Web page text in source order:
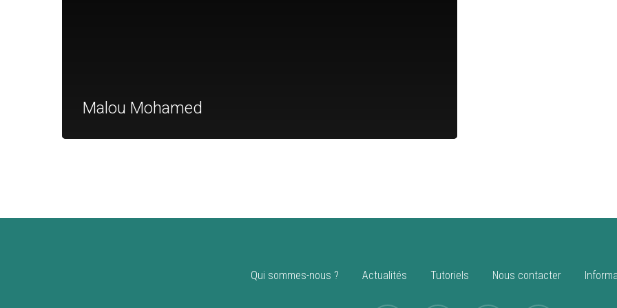
Malou Mohamed
Qui sommes-nous ? Actualités Tutoriels Nous contacter